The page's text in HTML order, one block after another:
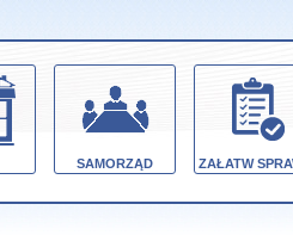
SAMORZĄD ZAŁATW